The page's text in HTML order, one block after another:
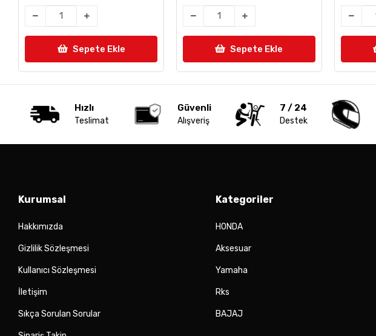
Sepete Ekle Sepete Ekle
Hızlı
Teslimat
Güvenli
Alışveriş
7 / 24
Destek
Kurumsal
Hakkımızda
Gizlilik Sözleşmesi
Kullanıcı Sözleşmesi
İletişim
Sıkça Sorulan Sorular
Kategoriler
HONDA
Aksesuar
Yamaha
Rks
BAJAJ